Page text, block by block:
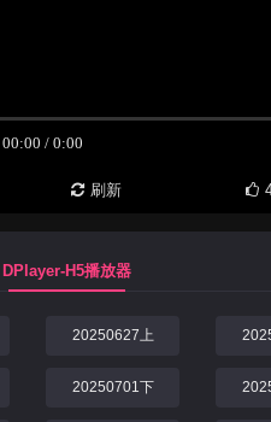
刷新
DPlayer-H5播放器
20250627上
20250701下